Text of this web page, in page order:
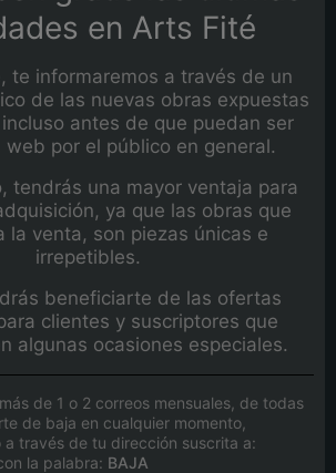
en Arts Fité
te informaremos a través de un
de las nuevas obras expuestas
antes de que puedan ser
web por el público en general.
tendrás una mayor ventaja para
ya que las obras que
la venta, son piezas únicas e
irrepetibles.
beneficiarte de las ofertas
clientes y suscriptores que
algunas ocasiones especiales.
de 1 o 2 correos mensuales, de todas
de baja en cualquier momento,
a través de tu dirección suscrita a:
la palabra: BAJA